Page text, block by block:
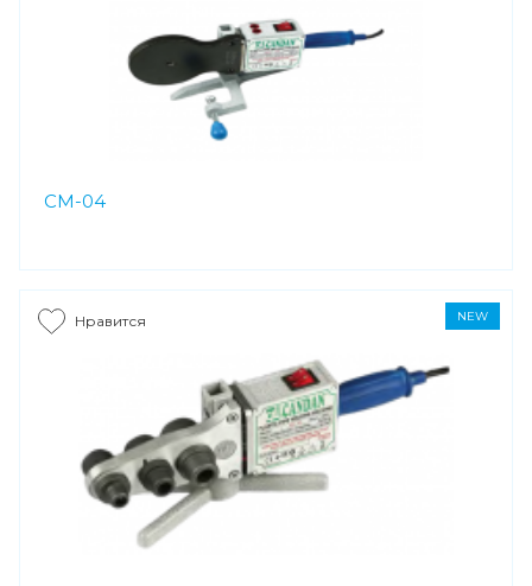
CM-04
NEW
Нравится